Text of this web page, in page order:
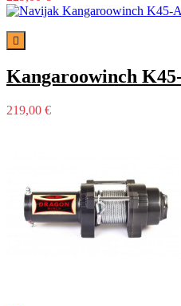

Kangaroowinch
219,00 €